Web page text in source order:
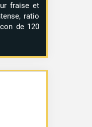
fraise et
ratio
de 120